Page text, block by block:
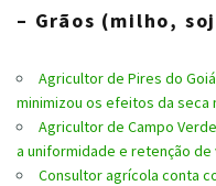
– Grãos (milho,
Agricultor de Pires do
minimizou os efeitos da seca
Agricultor de Campo
a uniformidade e retenção de
Consultor agrícola conta